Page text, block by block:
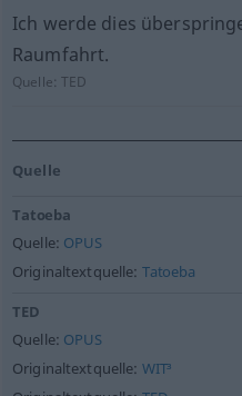
Ich werde dies
Raumfahrt.
Quelle:TED
Quelle
Tatoeba
Quelle: OPUS
Originaltextquelle: Tatoeba
TED
Quelle: OPUS
Originaltextquelle: WIT³